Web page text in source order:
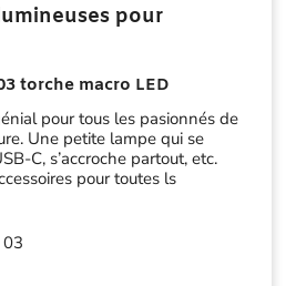
pour
torche macro LED
pour tous les pasionnés de
Une petite lampe qui se
C, s’accroche partout, etc.
pour toutes ls